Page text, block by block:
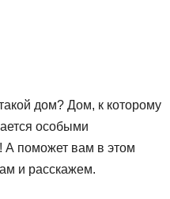
дом? Дом, к которому
особыми
А поможет вам в этом
и расскажем.